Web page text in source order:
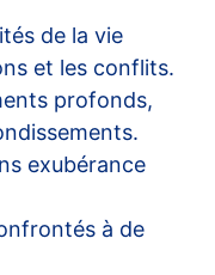
de la vie
et les conflits.
profonds,
exubérance
à de